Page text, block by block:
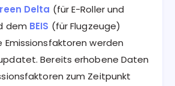
Delta (für E-Roller und
dem BEIS (für Flugzeuge)
Emissionsfaktoren werden
Bereits erhobene Daten
zum Zeitpunkt